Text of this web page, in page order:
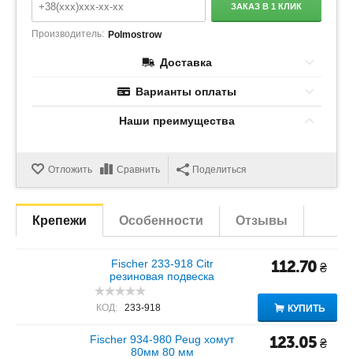
ЗАКАЗ В 1 КЛИК
Производитель: Polmostrow
Доставка
Варианты оплаты
Наши преимущества
Отложить Сравнить Поделиться
Крепежи Особенности Отзывы
Fischer 233-918 Citr
резиновая подвеска
КОД: 233-918
112.70 ₴
КУПИТЬ
Fischer 934-980 Peug хомут
80мм 80 мм
123.05 ₴